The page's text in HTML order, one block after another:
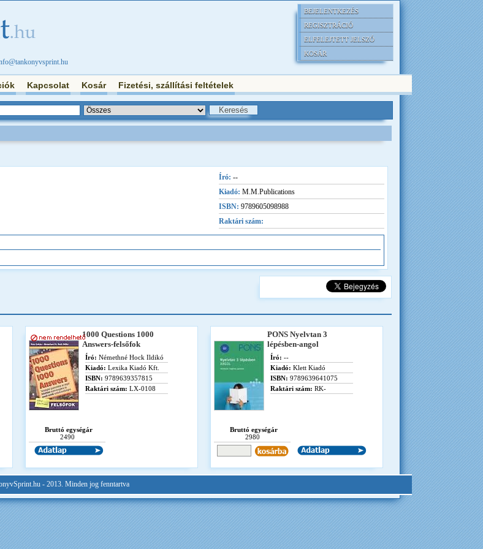
BEJELENTKEZÉS
REGISZTRÁCIÓ
ELFELEJTETT JELSZÓ
KOSÁR
Kapcsolat Kosár Fizetési, szállítási feltételek
Író: --
Kiadó: M.M.Publications
ISBN: 9789605098988
Raktári szám:
1000 Questions 1000
Answers-felsőfok
Író: Némethné Hock Ildikó
Kiadó: Lexika Kiadó Kft.
ISBN: 9789639357815
Raktári szám: LX-0108
Bruttó egységár
2490
PONS Nyelvtan 3
lépésben-angol
Író: --
Kiadó: Klett Kiadó
ISBN: 9789639641075
Raktári szám: RK-
Bruttó egységár
2980
- 2013. Minden jog fenntartva